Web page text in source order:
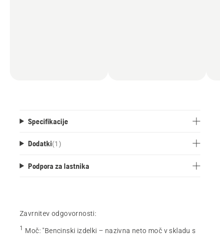
Specifikacije
Dodatki(1 )
Podpora za lastnika
Zavrnitev odgovornosti:
1 Moč: "Bencinski izdelki – nazivna neto moč v skladu s